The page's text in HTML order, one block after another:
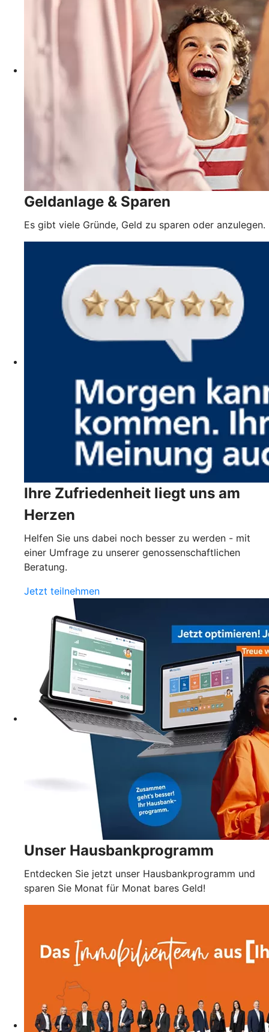
Geldanlage & Sparen
Es gibt viele Gründe, Geld zu sparen oder anzulegen.
Ihre Zufriedenheit liegt uns am
Herzen
Helfen Sie uns dabei noch besser zu werden - mit
einer Umfrage zu unserer genossenschaftlichen
Beratung.
Jetzt teilnehmen
Unser Hausbankprogramm
Entdecken Sie jetzt unser Hausbankprogramm und
sparen Sie Monat für Monat bares Geld!